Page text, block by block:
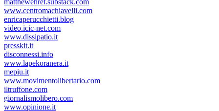
matthewehret.substack.com
www.centromachiavelli.com
enricaperucchietti.blog
video.icic-net.com
www.dissipatio.it
presskit.it
disconnessi.info
www.lapekoranera.it
mepiu.it
www.movimentolibertario.com
iltruffone.com
giornalismolibero.com
www.opinione.it